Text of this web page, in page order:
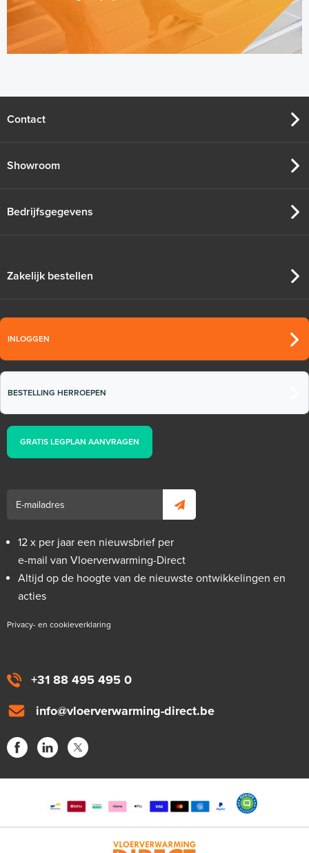
Wandmontage
+31 88 495 495 0
info@vloerverwarming-direct.be
Contact
Showroom
Bedrijfsgegevens
Zakelijk bestellen
INLOGGEN
BESTELLING HERROEPEN
GRATIS LEGPLAN AANVRAGEN
12 x per jaar een nieuwsbrief per
e-mail van Vloerverwarming-Direct
Altijd op de hoogte van de nieuwste ontwikkelingen en
acties
Privacy- en cookieverklaring